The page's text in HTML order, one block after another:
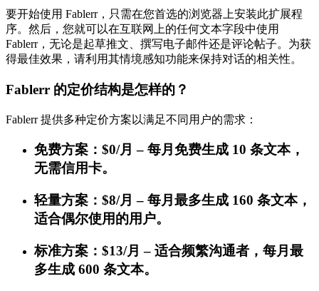
要开始使用 Fablerr，只需在您首选的浏览器上安装此扩展程
序。然后，您就可以在互联网上的任何文本字段中使用
Fablerr，无论是起草推文、撰写电子邮件还是评论帖子。为获
得最佳效果，请利用其情境感知功能来保持对话的相关性。
Fablerr 的定价结构是怎样的？
Fablerr 提供多种定价方案以满足不同用户的需求：
免费方案：$0/月 – 每月免费生成 10 条文本，
无需信用卡。
轻量方案：$8/月 – 每月最多生成 160 条文本，
适合偶尔使用的用户。
标准方案：$13/月 – 适合频繁沟通者，每月最
多生成 600 条文本。